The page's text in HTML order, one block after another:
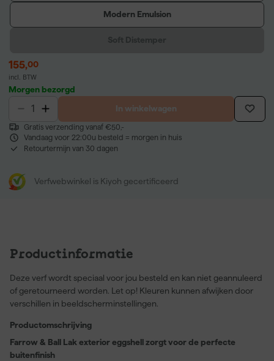
Modern Emulsion
155,00
incl. BTW
Morgen bezorgd
In winkelwagen
Gratis verzending vanaf €50,-
Vandaag voor 22:00u besteld = morgen in huis
Retourtermijn van 30 dagen
Verfwebwinkel is Kiyoh gecertificeerd
Productinformatie
Deze verf wordt speciaal voor jou besteld en kan niet geannuleerd
of geretourneerd worden. Let op! Kleuren kunnen afwijken door
verschillen in beeldscherminstellingen.
Productomschrijving
Farrow & Ball Lak exterior eggshell zorgt voor de perfecte
buitenfinish